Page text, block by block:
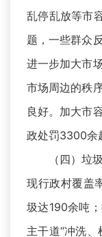
乱停乱放等市
题，一些群众
进一步加大市
市场周边的秩
良好。加大市
政处罚3300
（四）垃
现行政村覆盖
圾达190余吨
主干道“冲洗